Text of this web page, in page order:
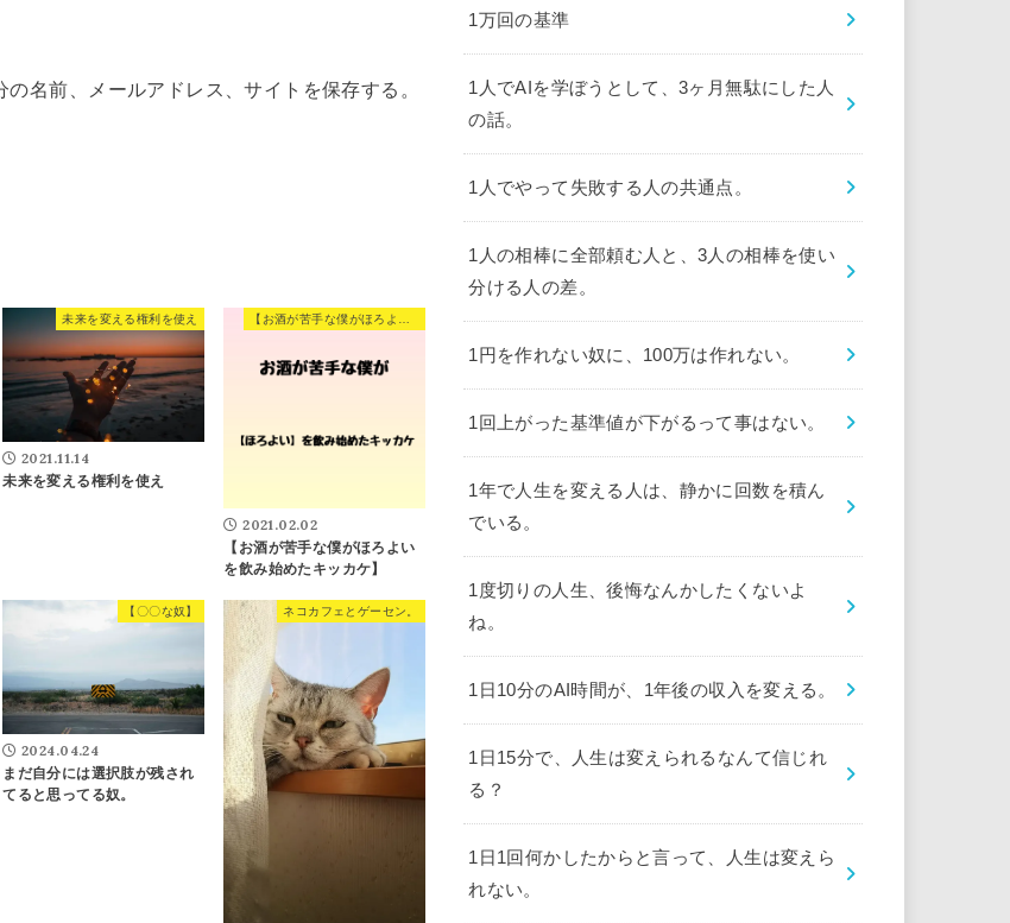
名前、メールアドレス、サイトを保存する。
未来を変える権利を使え
2021.11.14
未来を変える権利を使え
2021.02.02
【お酒が苦手な僕がほろよい
を飲み始めたキッカケ】
【〇〇な奴】
2024.04.24
まだ自分には選択肢が残され
てると思ってる奴。
ネコカフェとゲーセン。
1万回の基準
1人でAIを学ぼうとして、3ヶ月無駄にした人
の話。
1人でやって失敗する人の共通点。
1人の相棒に全部頼む人と、3人の相棒を使い
分ける人の差。
1円を作れない奴に、100万は作れない。
1回上がった基準値が下がるって事はない。
1年で人生を変える人は、静かに回数を積ん
でいる。
1度切りの人生、後悔なんかしたくないよ
ね。
1日10分のAI時間が、1年後の収入を変える。
1日15分で、人生は変えられるなんて信じれ
る？
1日1回何かしたからと言って、人生は変えら
れない。